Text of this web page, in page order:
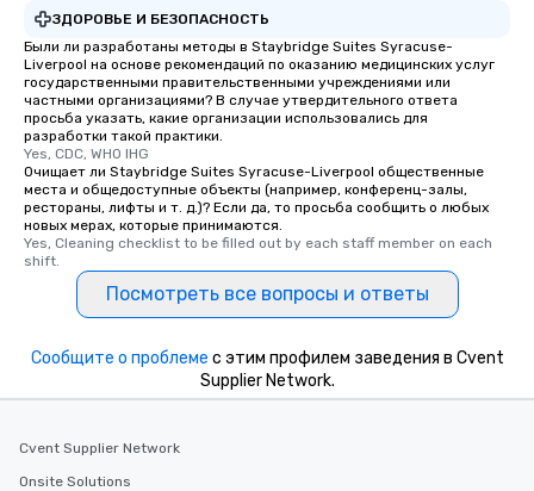
ЗДОРОВЬЕ И БЕЗОПАСНОСТЬ
Были ли разработаны методы в Staybridge Suites Syracuse-
Liverpool на основе рекомендаций по оказанию медицинских услуг
государственными правительственными учреждениями или
частными организациями? В случае утвердительного ответа
просьба указать, какие организации использовались для
разработки такой практики.
Yes, CDC, WHO IHG
Очищает ли Staybridge Suites Syracuse-Liverpool общественные
места и общедоступные объекты (например, конференц-залы,
рестораны, лифты и т. д.)? Если да, то просьба сообщить о любых
новых мерах, которые принимаются.
Yes, Cleaning checklist to be filled out by each staff member on each
shift.
Посмотреть все вопросы и ответы
Сообщите о проблеме с этим профилем заведения в Cvent
Supplier Network.
Cvent Supplier Network
Onsite Solutions